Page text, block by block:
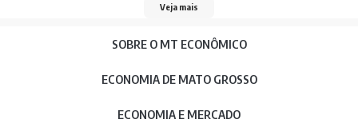
Veja mais
SOBRE O MT ECONÔMICO
ECONOMIA DE MATO GROSSO
ECONOMIA E MERCADO